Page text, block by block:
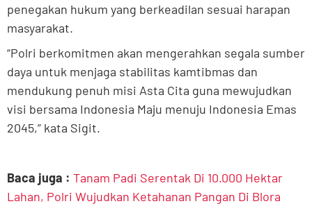
penegakan hukum yang berkeadilan sesuai harapan
masyarakat.
“Polri berkomitmen akan mengerahkan segala sumber
daya untuk menjaga stabilitas kamtibmas dan
mendukung penuh misi Asta Cita guna mewujudkan
visi bersama Indonesia Maju menuju Indonesia Emas
2045,” kata Sigit.
Baca juga : Tanam Padi Serentak Di 10.000 Hektar
Lahan, Polri Wujudkan Ketahanan Pangan Di Blora